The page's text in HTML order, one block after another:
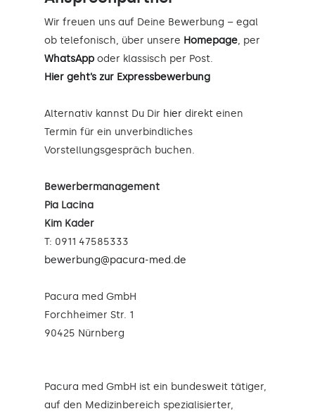
Wir freuen uns auf Deine Bewerbung – egal
ob telefonisch, über unsere Homepage, per
WhatsApp oder klassisch per Post.
Hier geht’s zur Expressbewerbung
Alternativ kannst Du Dir hier direkt einen
Termin für ein unverbindliches
Vorstellungsgespräch buchen.
Bewerbermanagement
Pia Lacina
Kim Kader
T: 0911 47585333
bewerbung@pacura-med.de
Pacura med GmbH
Forchheimer Str. 1
90425 Nürnberg
Pacura med GmbH ist ein bundesweit tätiger,
auf den Medizinbereich spezialisierter,